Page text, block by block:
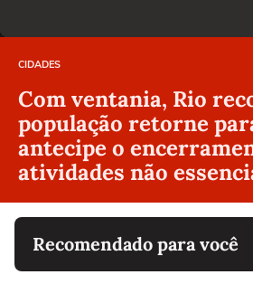
CIDADES
Com ventania, Rio
população retorne
antecipe o
atividades não
Recomendado para você